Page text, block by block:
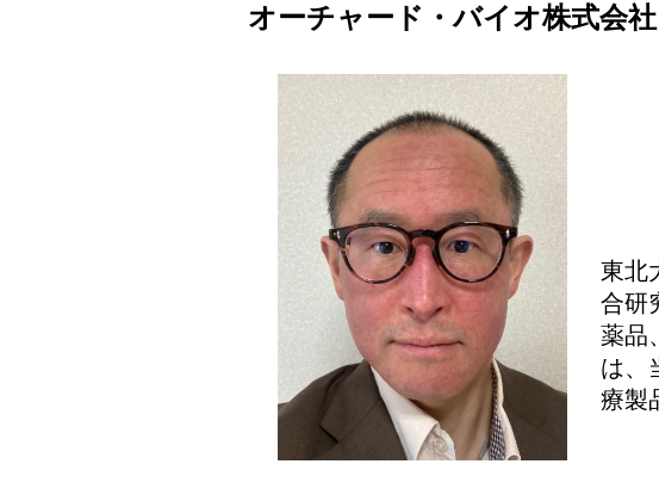
オーチャード・バイオ株式
東北
合研
薬品
は、
療製